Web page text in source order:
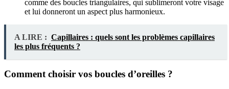
comme des boucles triangulaires, qui sublimeront votre visage
et lui donneront un aspect plus harmonieux.
A LIRE : Capillaires : quels sont les problèmes capillaires
les plus fréquents ?
Comment choisir vos boucles d’oreilles ?